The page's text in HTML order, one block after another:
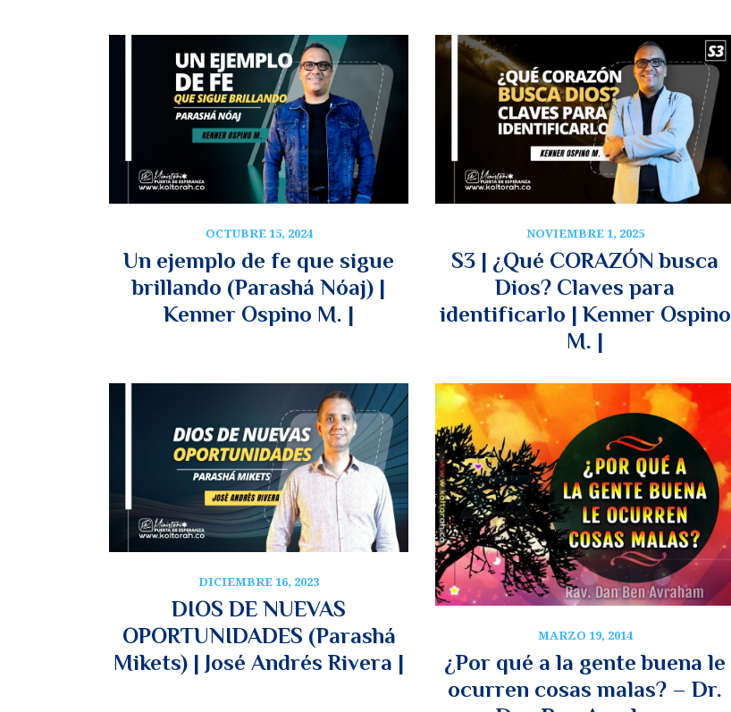
OCTUBRE 15, 2024
Un ejemplo de fe que sigue
brillando (Parashá Nóaj) |
Kenner Ospino M. |
NOVIEMBRE 1, 2025
S3 | ¿Qué CORAZÓN busca
Dios? Claves para
identificarlo | Kenner Ospino
M. |
DICIEMBRE 16, 2023
DIOS DE NUEVAS
OPORTUNIDADES (Parashá
Mikets) | José Andrés Rivera |
MARZO 19, 2014
¿Por qué a la gente buena le
ocurren cosas malas? – Dr.